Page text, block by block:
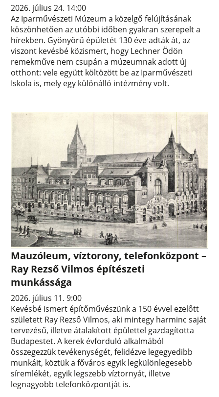
2026. július 24. 14:00
Az Iparművészeti Múzeum a közelgő felújításának
köszönhetően az utóbbi időben gyakran szerepelt a
hírekben. Gyönyörű épületét 130 éve adták át, az
viszont kevésbé közismert, hogy Lechner Ödön
remekműve nem csupán a múzeumnak adott új
otthont: vele együtt költözött be az Iparművészeti
Iskola is, mely egy különálló intézmény volt.
Mauzóleum, víztorony, telefonközpont –
Ray Rezső Vilmos építészeti
munkássága
2026. július 11. 9:00
Kevésbé ismert építőművészünk a 150 évvel ezelőtt
született Ray Rezső Vilmos, aki mintegy harminc saját
tervezésű, illetve átalakított épülettel gazdagította
Budapestet. A kerek évforduló alkalmából
összegezzük tevékenységét, felidézve legegyedibb
munkáit, köztük a főváros egyik legkülönlegesebb
síremlékét, egyik legszebb víztornyát, illetve
legnagyobb telefonközpontját is.